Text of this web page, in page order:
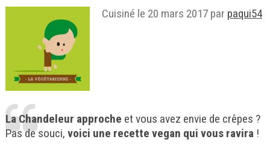
Cuisiné le 20 mars 2017 par paqui54
La Chandeleur approche et vous avez envie de crêpes ?
Pas de souci, voici une recette vegan qui vous ravira!